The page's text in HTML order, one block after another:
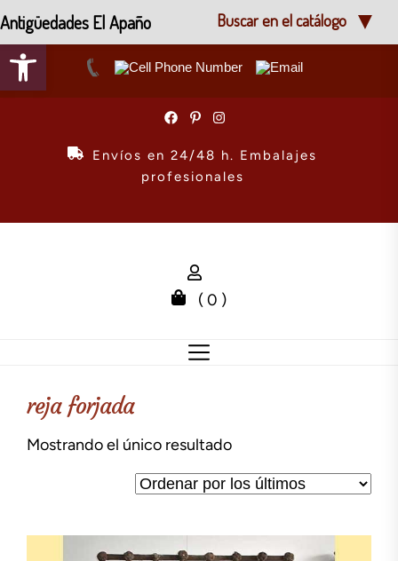
Abrir barra de herramientas
Envíos en 24/48 h. Embalajes
profesionales
( 0 )
reja forjada
Mostrando el único resultado
Antigüedades El Apaño Buscar en el catálogo